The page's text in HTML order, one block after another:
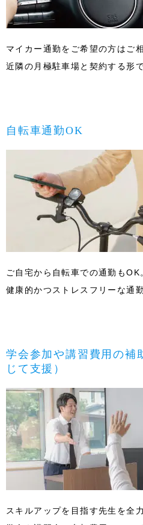
マイカー通勤をご希望の方はご
近隣の月極駐車場と契約する形
自転車通勤OK
ご自宅から自転車での通勤もOK
健康的かつストレスフリーな通
学会参加や講習費用の補
じて支援）
スキルアップを目指す先生を全